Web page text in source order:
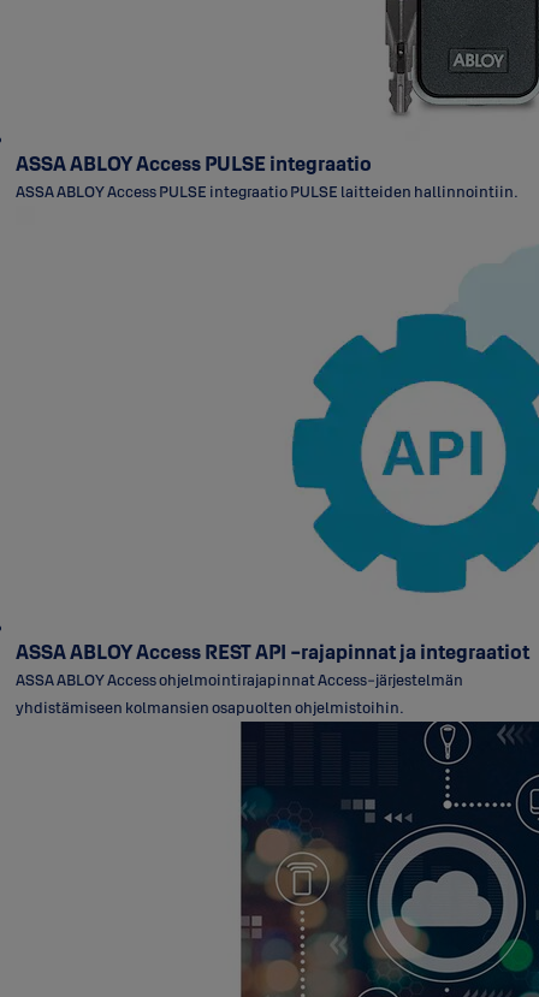
ASSA ABLOY Access PULSE integraatio
ASSA ABLOY Access PULSE integraatio PULSE laitteiden hallinnointiin.
ASSA ABLOY Access REST API -rajapinnat ja integraatiot
ASSA ABLOY Access ohjelmointirajapinnat Access-järjestelmän
yhdistämiseen kolmansien osapuolten ohjelmistoihin.